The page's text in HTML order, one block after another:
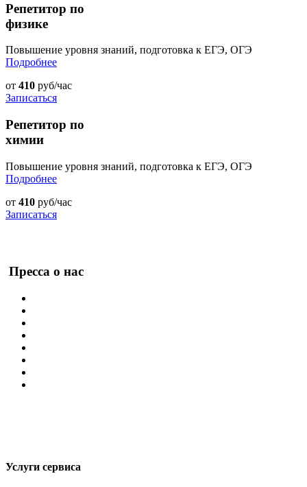
Репетитор по
физике
Повышение уровня знаний, подготовка к ЕГЭ, ОГЭ
Подробнее
от 410 руб/час
Записаться
Репетитор по
химии
Повышение уровня знаний, подготовка к ЕГЭ, ОГЭ
Подробнее
от 410 руб/час
Записаться
Пресса о нас
Услуги сервиса